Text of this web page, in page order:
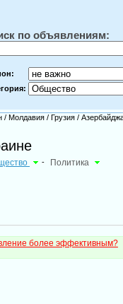
по объявлениям:
/ Молдавия / Грузия /
- Политика
более эффективным?